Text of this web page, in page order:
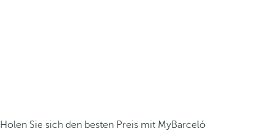
Holen Sie sich den besten Preis mit MyBarceló